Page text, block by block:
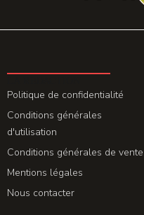
Politique de confidentialité
Conditions générales
d'utilisation
Conditions générales de vente
Mentions légales
Nous contacter